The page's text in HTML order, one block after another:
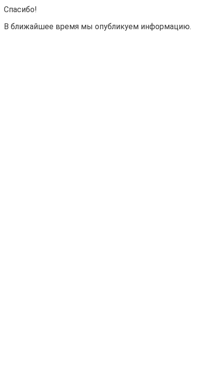
Спасибо!
В ближайшее время мы опубликуем информацию.